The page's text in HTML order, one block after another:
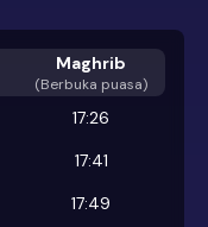
Maghrib
(Berbuka puasa)
17:26
17:41
17:49